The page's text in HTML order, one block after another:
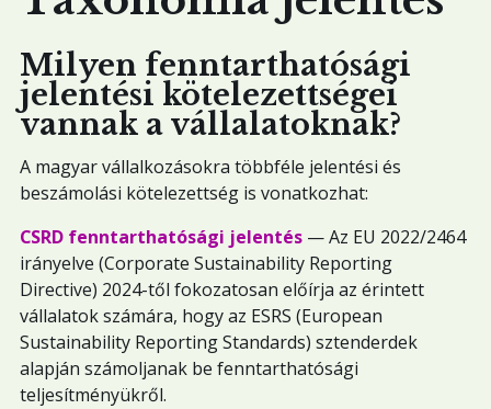
Milyen fenntarthatósági
jelentési kötelezettségei
vannak a vállalatoknak?
A magyar vállalkozásokra többféle jelentési és
beszámolási kötelezettség is vonatkozhat:
CSRD fenntarthatósági jelentés — Az EU 2022/2464
irányelve (Corporate Sustainability Reporting
Directive) 2024-től fokozatosan előírja az érintett
vállalatok számára, hogy az ESRS (European
Sustainability Reporting Standards) sztenderdek
alapján számoljanak be fenntarthatósági
teljesítményükről.